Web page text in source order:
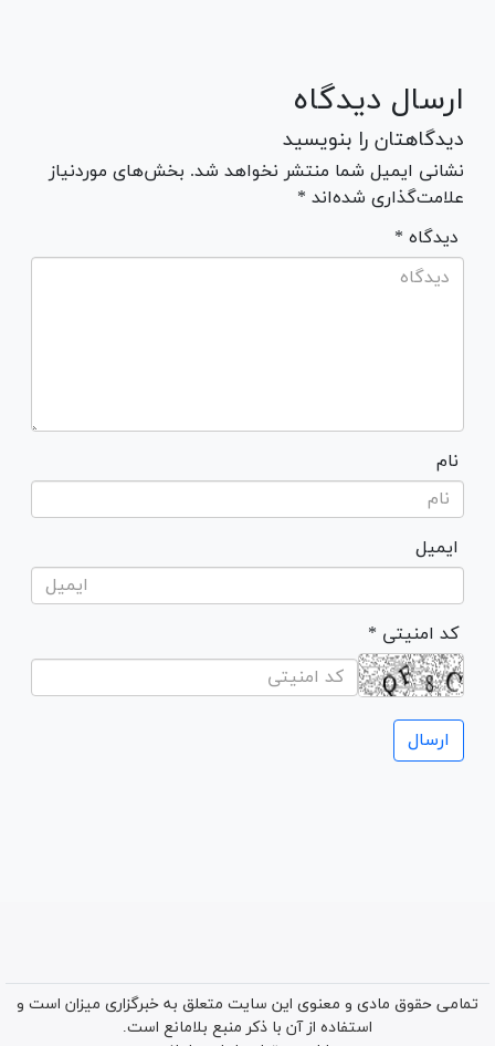
ارسال دیدگاه
دیدگاهتان را بنویسید
نشانی ایمیل شما منتشر نخواهد شد. بخش‌های موردنیاز
علامت‌گذاری شده‌اند *
* دیدگاه
نام
ایمیل
* کد امنیتی
تمامی حقوق مادی و معنوی این سایت متعلق به خبرگزاری میزان است و
استفاده از آن با ذکر منبع بلامانع است.